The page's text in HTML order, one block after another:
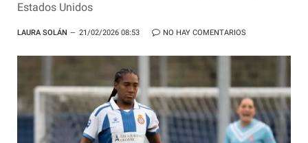
Estados Unidos
LAURA SOLÁN 21/02/2026 08:53 NO HAY COMENTARIOS